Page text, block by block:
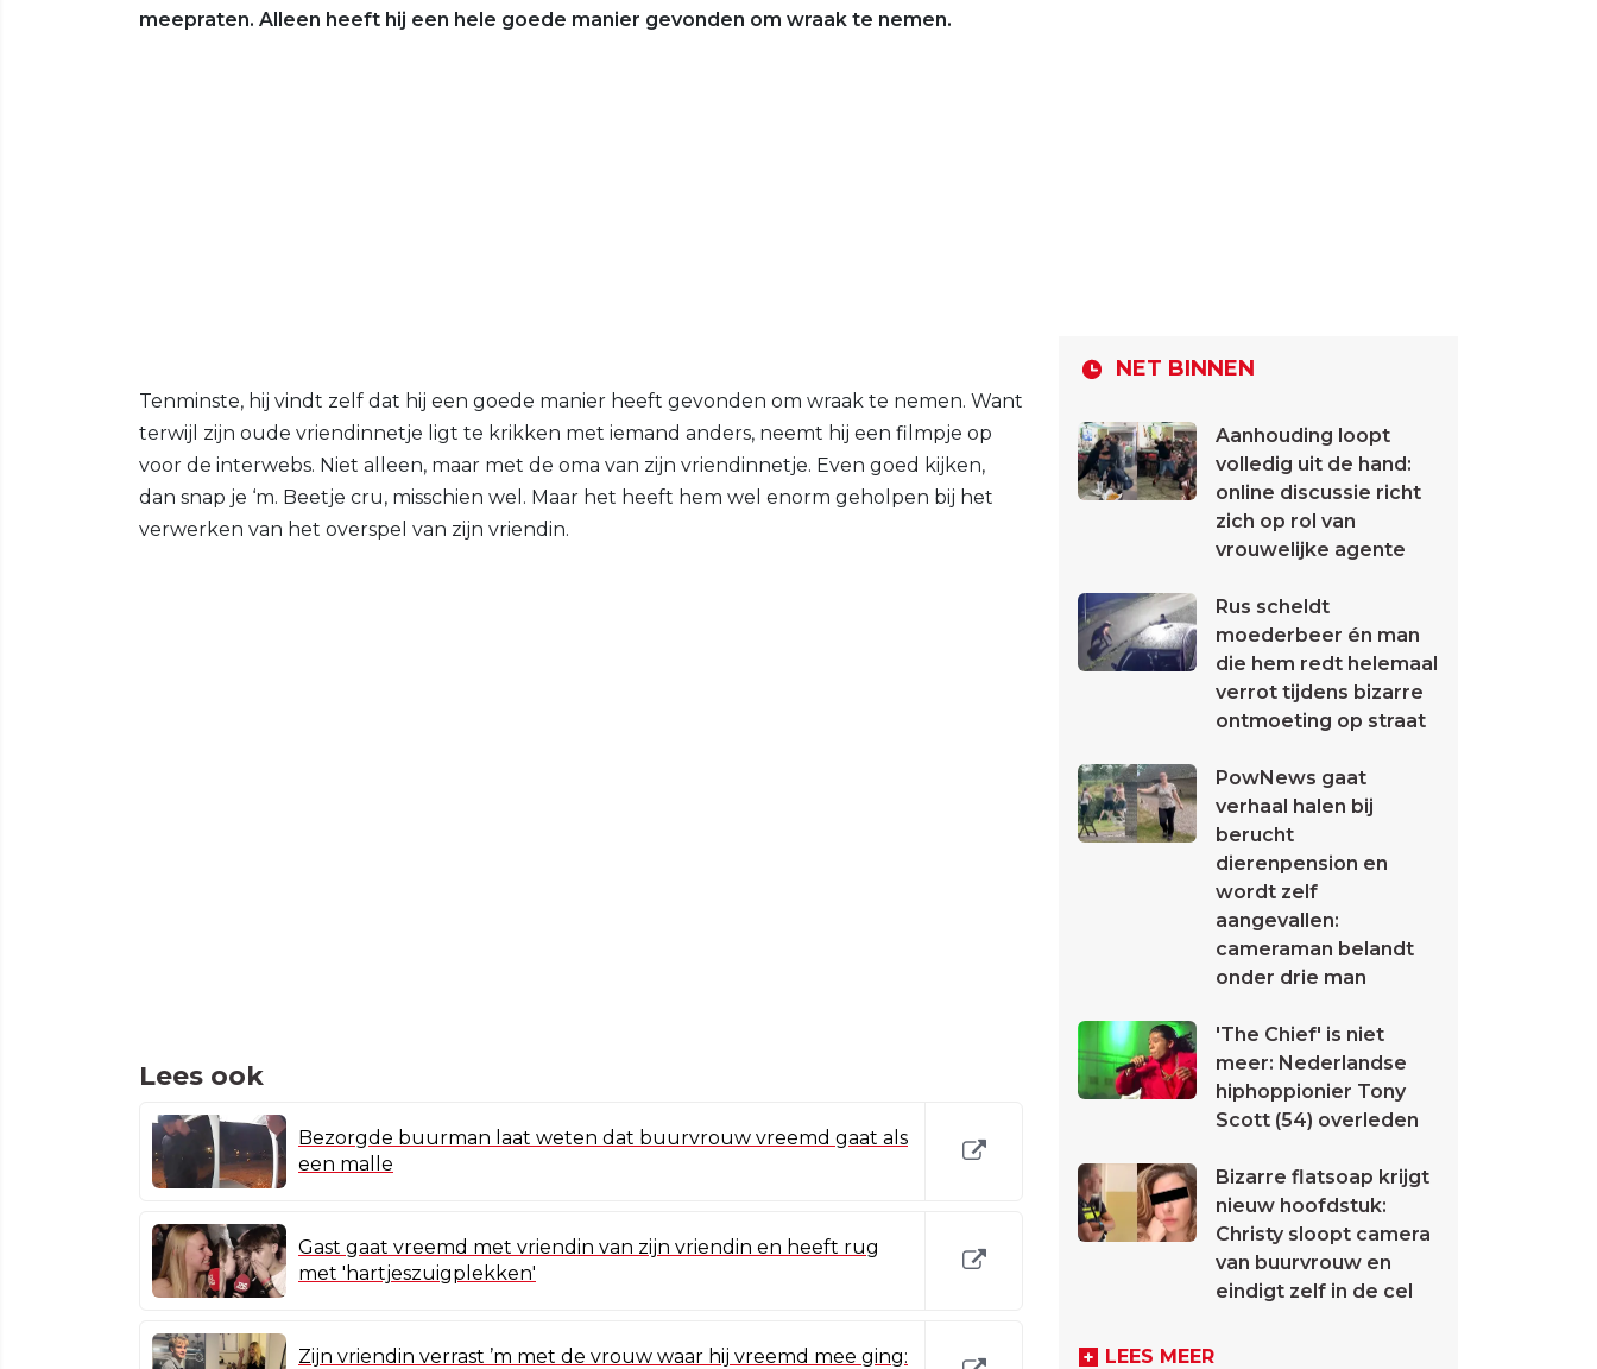
meepraten. Alleen heeft hij een hele goede manier gevonden om wraak te nemen.
Tenminste, hij vindt zelf dat hij een goede manier heeft gevonden om wraak te nemen. Want
terwijl zijn oude vriendinnetje ligt te krikken met iemand anders, neemt hij een filmpje op
voor de interwebs. Niet alleen, maar met de oma van zijn vriendinnetje. Even goed kijken,
dan snap je ‘m. Beetje cru, misschien wel. Maar het heeft hem wel enorm geholpen bij het
verwerken van het overspel van zijn vriendin.
Lees ook
Bezorgde buurman laat weten dat buurvrouw vreemd gaat als
een malle
Gast gaat vreemd met vriendin van zijn vriendin en heeft rug
met 'hartjeszuigplekken'
Zijn vriendin verrast ’m met de vrouw waar hij vreemd mee ging:
NET BINNEN
Aanhouding loopt
volledig uit de hand:
online discussie richt
zich op rol van
vrouwelijke agente
Rus scheldt
moederbeer én man
die hem redt helemaal
verrot tijdens bizarre
ontmoeting op straat
PowNews gaat
verhaal halen bij
berucht
dierenpension en
wordt zelf
aangevallen:
cameraman belandt
onder drie man
'The Chief' is niet
meer: Nederlandse
hiphoppionier Tony
Scott (54) overleden
Bizarre flatsoap krijgt
nieuw hoofdstuk:
Christy sloopt camera
van buurvrouw en
eindigt zelf in de cel
LEES MEER